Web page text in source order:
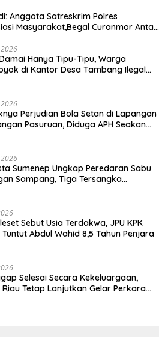
Anggota Satreskrim Polres
Masyarakat,Begal Curanmor Antar
Hanya Tipu-Tipu, Warga
di Kantor Desa Tambang Ilegal
Perjudian Bola Setan di Lapangan
Pasuruan, Diduga APH Seakan
Sumenep Ungkap Peredaran Sabu
Sampang, Tiga Tersangka
Sebut Usia Terdakwa, JPU KPK
Abdul Wahid 8,5 Tahun Penjara
Selesai Secara Kekeluargaan,
Riau Tetap Lanjutkan Gelar Perkara